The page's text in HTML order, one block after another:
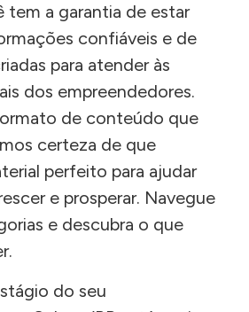
tem a garantia de estar
confiáveis e de
para atender às
dos empreendedores.
de conteúdo que
certeza de que
perfeito para ajudar
e prosperar. Navegue
e descubra o que
do seu